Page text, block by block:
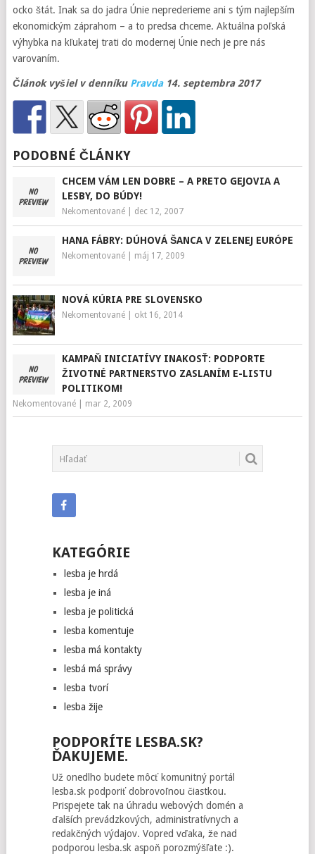
ocko štát. Inak sa do jadra Únie neprederieme ani s tým najlepším
ekonomickým záprahom – a to predsa chceme. Aktuálna poľská
výhybka na kľukatej trati do modernej Únie nech je pre nás
varovaním.
Článok vyšiel v denníku Pravda14. septembra 2017
PODOBNÉ ČLÁNKY
CHCEM VÁM LEN DOBRE – A PRETO GEJOVIA A
LESBY, DO BÚDY!
Nekomentované| dec 12, 2007
HANA FÁBRY: DÚHOVÁ ŠANCA V ZELENEJ EURÓPE
Nekomentované| máj 17, 2009
NOVÁ KÚRIA PRE SLOVENSKO
Nekomentované| okt 16, 2014
KAMPAŇ INICIATÍVY INAKOSŤ: PODPORTE
ŽIVOTNÉ PARTNERSTVO ZASLANÍM E-LISTU
POLITIKOM!
Nekomentované| mar 2, 2009
KATEGÓRIE
lesba je hrdá
lesba je iná
lesba je politická
lesba komentuje
lesba má kontakty
lesbá má správy
lesba tvorí
lesba žije
PODPORÍTE LESBA.SK?
ĎAKUJEME.
Už onedlho budete môcť komunitný portál
lesba.sk podporiť dobrovoľnou čiastkou.
Prispejete tak na úhradu webových domén a
ďalších prevádzkových, administratívnych a
redakčných výdajov. Vopred vďaka, že nad
podporou lesba.sk aspoň porozmýšľate :).